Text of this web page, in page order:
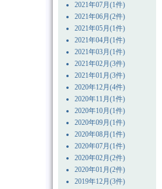
2021年07月(1件)
2021年06月(2件)
2021年05月(1件)
2021年04月(1件)
2021年03月(1件)
2021年02月(3件)
2021年01月(3件)
2020年12月(4件)
2020年11月(1件)
2020年10月(1件)
2020年09月(1件)
2020年08月(1件)
2020年07月(1件)
2020年02月(2件)
2020年01月(2件)
2019年12月(3件)